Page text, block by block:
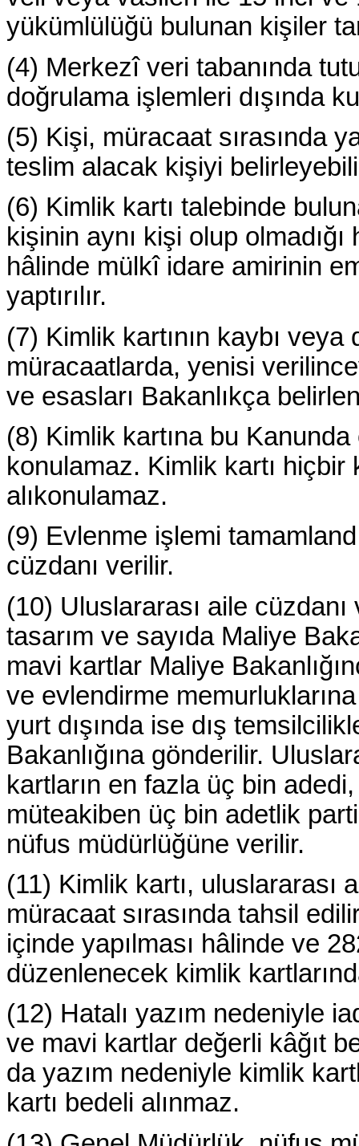
yükümlülüğü bulunan kişiler
(4) Merkezî veri tabanında
doğrulama işlemleri dışında
(5) Kişi, müracaat sırasında
teslim alacak kişiyi
(6) Kimlik kartı talebinde
kişinin aynı kişi olup
hâlinde mülkî idare amirinin
yaptırılır.
(7) Kimlik kartının kaybı
müracaatlarda, yenisi
ve esasları Bakanlıkça
(8) Kimlik kartına bu
konulamaz. Kimlik kartı
alıkonulamaz.
(9) Evlenme işlemi
cüzdanı verilir.
(10) Uluslararası aile
tasarım ve sayıda Maliye
mavi kartlar Maliye
ve evlendirme
yurt dışında ise dış
Bakanlığına gönderilir.
kartların en fazla üç bin
müteakiben üç bin adetlik
nüfus müdürlüğüne verilir.
(11) Kimlik kartı, uluslararası
müracaat sırasında tahsil
içinde yapılması hâlinde ve
düzenlenecek kimlik
(12) Hatalı yazım nedeniyle
ve mavi kartlar değerli kâğıt
da yazım nedeniyle kimlik
kartı bedeli alınmaz.